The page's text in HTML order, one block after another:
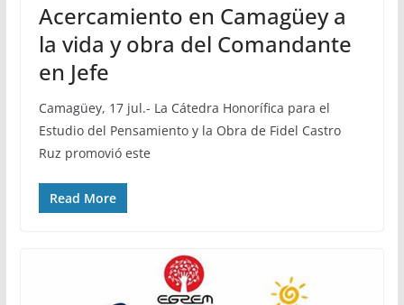
Acercamiento en Camagüey a
la vida y obra del Comandante
en Jefe
Camagüey, 17 jul.- La Cátedra Honorífica para el
Estudio del Pensamiento y la Obra de Fidel Castro
Ruz promovió este
Read More